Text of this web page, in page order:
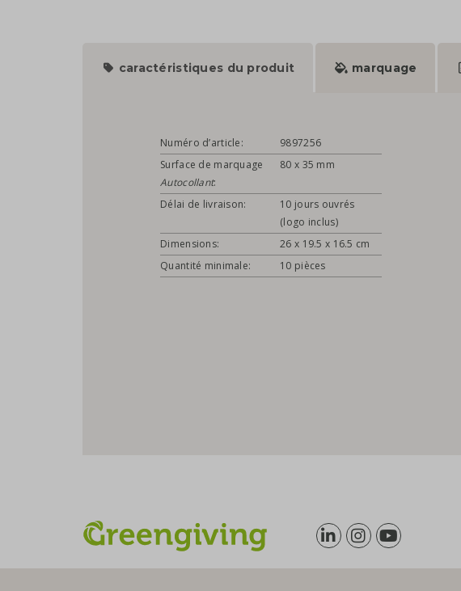
caractéristiques du produit marquage
Numéro d’article:
9897256
Surface de marquage
Autocollant:
80 x 35 mm
Délai de livraison:
10 jours ouvrés
(logo inclus)
Dimensions:
26 x 19.5 x 16.5 cm
Quantité minimale:
10 pièces